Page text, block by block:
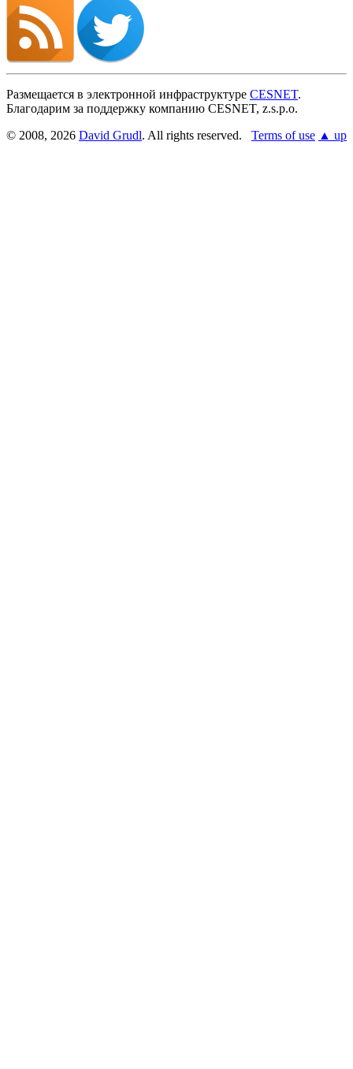
Размещается в электронной инфраструктуре CESNET.
Благодарим за поддержку компанию CESNET, z.s.p.o.
© 2008, 2026 David Grudl. All rights reserved. Terms of use ▲ up